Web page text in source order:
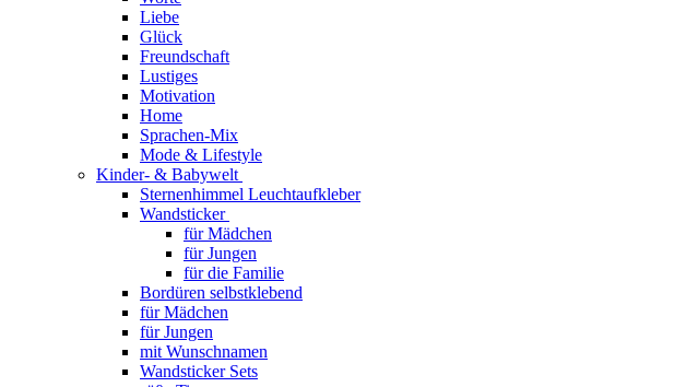
Liebe
Glück
Freundschaft
Lustiges
Motivation
Home
Sprachen-Mix
Mode & Lifestyle
Kinder- & Babywelt
Sternenhimmel Leuchtaufkleber
Wandsticker
für Mädchen
für Jungen
für die Familie
Bordüren selbstklebend
für Mädchen
für Jungen
mit Wunschnamen
Wandsticker Sets